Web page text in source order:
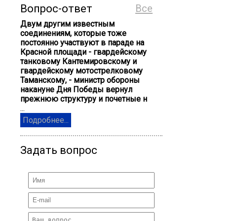
Все
Вопрос-ответ
Двум другим известным
соединениям, которые тоже
постоянно участвуют в параде на
Красной площади - гвардейскому
танковому Кантемировскому и
гвардейскому мотострелковому
Таманскому, - министр обороны
накануне Дня Победы вернул
прежнюю структуру и почетные н
...
Подробнее...
Задать вопрос